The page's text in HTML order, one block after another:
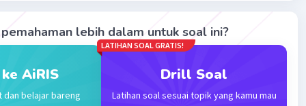
94
terverifikasi
lebih dalam untuk soal ini?
AiRIS
dan belajar bareng
LATIHAN SOAL GRATIS!
Drill Soal
Latihan soal sesuai topik yang kamu mau